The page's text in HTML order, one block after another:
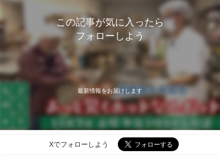
この記事が気に入ったら
フォローしよう
最新情報をお届けします
Xでフォローしよう